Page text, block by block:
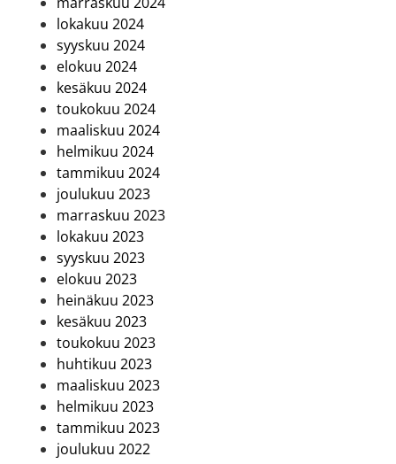
lokakuu 2024
syyskuu 2024
elokuu 2024
kesäkuu 2024
toukokuu 2024
maaliskuu 2024
helmikuu 2024
tammikuu 2024
joulukuu 2023
marraskuu 2023
lokakuu 2023
syyskuu 2023
elokuu 2023
heinäkuu 2023
kesäkuu 2023
toukokuu 2023
huhtikuu 2023
maaliskuu 2023
helmikuu 2023
tammikuu 2023
joulukuu 2022